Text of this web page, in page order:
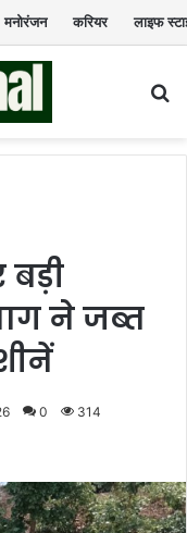
मनोरंजन करियर लाइफ
ने जब्त
0 314